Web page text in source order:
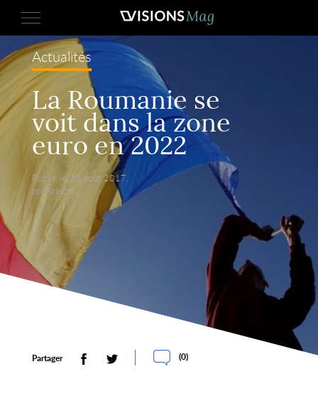
Actualités
La Roumanie se
voit dans la zone
euro en 2022
Publié le 28 août 2017,
par Reuters.
Partager (0)